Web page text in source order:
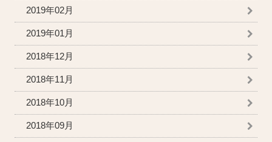
2019年02月
2019年01月
2018年12月
2018年11月
2018年10月
2018年09月